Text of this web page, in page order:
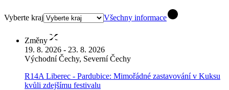
Vyberte kraj Všechny informace
Změny
19. 8. 2026 - 23. 8. 2026
Východní Čechy, Severní Čechy
R14A Liberec - Pardubice: Mimořádné zastavování v Kuksu
kvůli zdejšímu festivalu